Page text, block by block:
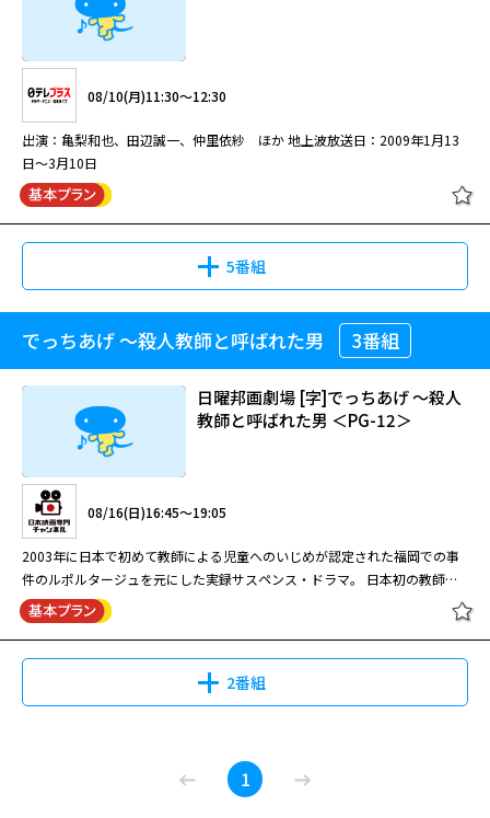
08/09(日)22:30～23:40
野球未経験のＧＭが最下位球団を立て直す！選手だけでなくスタッフも巻き
込んだチーム再生劇を描いた韓国のヒットドラマを、亀梨和也主演×瑠東東
一郎監督でリメイク！
08/09(日)23:40～00:55
野球未経験のＧＭが最下位球団を立て直す！選手だけでなくスタッフも巻き
08/10(月)11:30～12:30
出演：亀梨和也、田辺誠一、仲里依紗 ほか 地上波放送日：2009年1月13
日～3月10日
5番組
神の雫 #4
08/10(月)11:30～12:30
出演：亀梨和也、田辺誠一、仲里依紗 ほか 地上波放送日：2009年1月13
日～3月10日
出演：亀梨和也、田辺誠一、仲里依紗 ほか 地上波放送日：2009年1月13
でっちあげ ～殺人教師と呼ばれた男 3番組
日曜邦画劇場 [字]でっちあげ ～殺人
教師と呼ばれた男 ＜PG-12＞
08/16(日)16:45～19:05
2003年に日本で初めて教師による児童へのいじめが認定された福岡での事
件のルポルタージュを元にした実録サスペンス・ドラマ。 日本初の教師の
児童いじめに認定された事件を追う、ルポルタージュを映画化。パワフルな
活劇で人気の三池崇史監督が、驚異の事件に真逆の視点双方から迫り、新境
罰をその母・律子（柴咲コウ）に告発されたと鳴海（亀梨和也）が実名で報
じたのを受け、壮絶なバッシングを浴び停職となる。世論も味方にした律子
2番組
日曜邦画劇場 [字]でっちあげ ～殺人
教師と呼ばれた男 ＜PG-12＞
1